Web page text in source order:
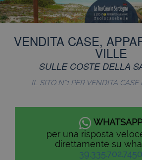
VENDITA CASE,
VILLE
SULLE COSTE DELLA
IL SITO N°1 PER VENDITA
per una risposta
direttamente su
39.335.702.7450